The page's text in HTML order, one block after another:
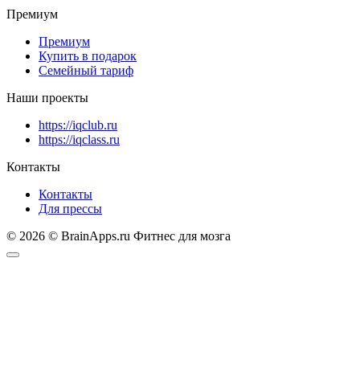
Премиум
Премиум
Купить в подарок
Семейный тариф
Наши проекты
https://iqclub.ru
https://iqclass.ru
Контакты
Контакты
Для прессы
© 2026 © BrainApps.ru Фитнес для мозга